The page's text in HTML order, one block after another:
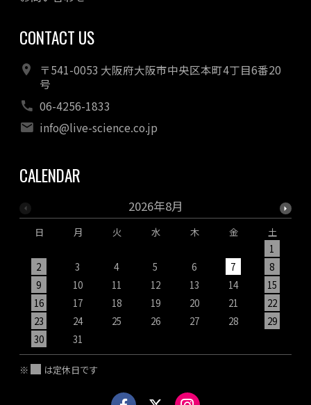
CONTACT US
〒541-0053 大阪府大阪市中央区本町4丁目6番20
号
06-4256-1833
info@live-science.co.jp
CALENDAR
2026年8月
日 月 火 水 木 金
土
1
2
3 4 5 6 7
8
9
10 11 12 13 14
15
16
17 18 19 20 21
22
23
24 25 26 27 28
29
30
31
※ は定休日です